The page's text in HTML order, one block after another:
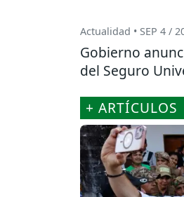
Actualidad • SEP 4 /
Gobierno
del Seguro
+ ARTÍCULOS